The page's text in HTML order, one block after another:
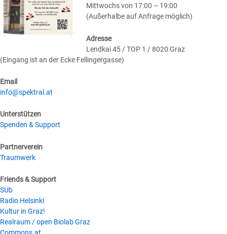
Mittwochs von 17:00 – 19:00
(Außerhalbe auf Anfrage möglich)
Adresse
Lendkai 45 / TOP 1 / 8020 Graz
(Eingang ist an der Ecke Fellingergasse)
Email
info@spektral.at
Unterstützen
Spenden & Support
Partnerverein
Traumwerk
Friends & Support
SUb
Radio Helsinki
Kultur in Graz!
Realraum / open Biolab Graz